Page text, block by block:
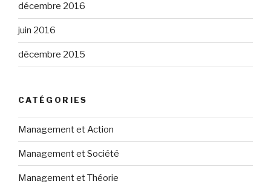
décembre 2016
juin 2016
décembre 2015
CATÉGORIES
Management et Action
Management et Société
Management et Théorie